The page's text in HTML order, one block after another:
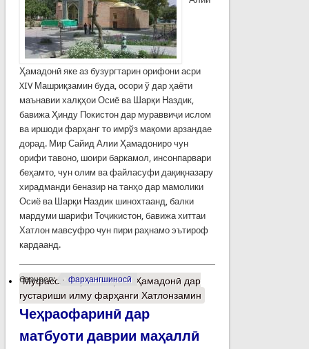
Ҳамадонӣ яке аз бузургтарин орифони асри
XIV Машриқзамин буда, осори ў дар ҳаёти
маънавии халқҳои Осиё ва Шарқи Наздик,
бавижа Ҳинду Покистон дар мураввиҷи ислом
ва иршоди фарҳанг то имрўз мақоми арзандае
дорад. Мир Сайид Алии Ҳамадониро чун
орифи тавоно, шоири баркамол, инсонпарвари
беҳамто, чун олим ва файласуфи дақиқназару
хирадманди беназир на танҳо дар мамолики
Осиё ва Шарқи Наздик шинохтаанд, балки
мардуми шарифи Тоҷикистон, бавижа хиттаи
Хатлон мавсуфро чун пири раҳнамо эътироф
кардаанд.
барчасп: фарҳангшиносӣ
Муфассалтаро Мақоми Ҳамадонӣ дар
густариши илму фарҳанги Хатлонзамин
Чеҳраофаринӣ дар
матбуоти даврии маҳаллӣ